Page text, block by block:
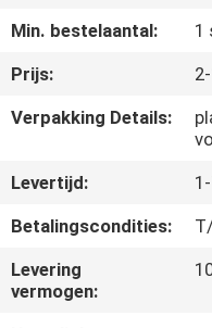
NIEUWS
VERZOEK
OM EEN
CITAAT
SITEMAP
PRIVACYBELEID
Min. bestelaantal:
1
Prijs:
Verpakking Details:
Levertijd:
Betalingscondities:
Levering
vermogen: